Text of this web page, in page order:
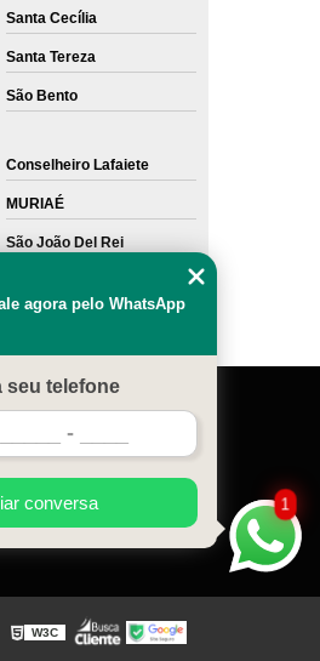
Santa Cecília
Santa Tereza
São Bento
Conselheiro Lafaiete
MURIAÉ
São João Del Rei
Penal –
1
agora pelo WhatsApp
seu telefone
conversa
W3C